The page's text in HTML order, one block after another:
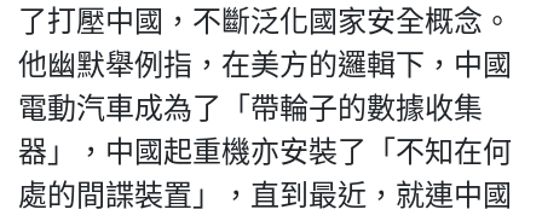
關於我們
我們的立場
了打壓中國，不斷泛化國家安全概念。
他幽默舉例指，在美方的邏輯下，中國
電動汽車成為了「帶輪子的數據收集
器」，中國起重機亦安裝了「不知在何
處的間諜裝置」，直到最近，就連中國